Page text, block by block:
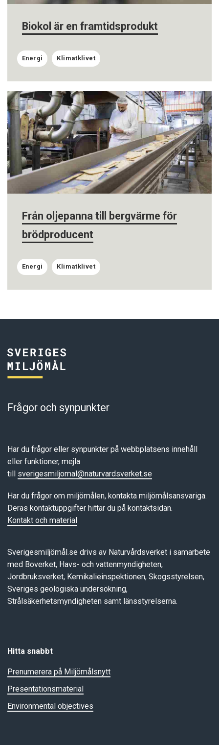
Biokol är en framtidsprodukt
Energi Klimatklivet
Från oljepanna till bergvärme för
brödproducent
Energi Klimatklivet
Frågor och synpunkter
Har du frågor eller synpunkter på webbplatsens innehåll
eller funktioner, mejla
till sverigesmiljomal@naturvardsverket.se
Har du frågor om miljömålen, kontakta miljömålsansvariga.
Deras kontaktuppgifter hittar du på kontaktsidan.
Kontakt och material
Sverigesmiljömål.se drivs av Naturvårdsverket i samarbete
med Boverket, Havs- och vattenmyndigheten,
Jordbruksverket, Kemikalieinspektionen, Skogsstyrelsen,
Sveriges geologiska undersökning,
Strålsäkerhetsmyndigheten samt länsstyrelserna.
Hitta snabbt
Prenumerera på Miljömålsnytt
Presentationsmaterial
Environmental objectives